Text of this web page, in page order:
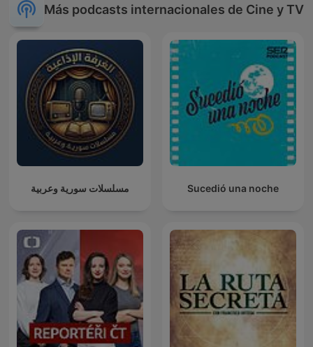
Más podcasts internacionales de Cine y TV
مسلسلات سورية وعربية Sucedió una noche